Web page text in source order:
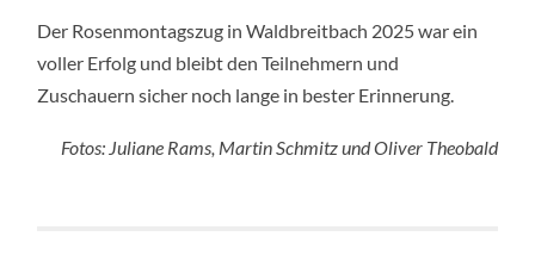
Der Rosenmontagszug in Waldbreitbach 2025 war ein
voller Erfolg und bleibt den Teilnehmern und
Zuschauern sicher noch lange in bester Erinnerung.
Fotos: Juliane Rams, Martin Schmitz und Oliver Theobald